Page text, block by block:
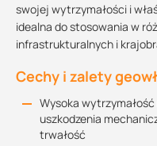
swojej wytrzymałości i
idealna do stosowania w
infrastrukturalnych i
Cechy i zalety
Wysoka
uszkodzenia
trwałość